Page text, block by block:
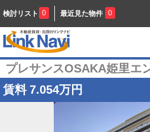
検討リスト 0 最近見た物件 0
プレサンスOSAKA姫里エ
賃料 7.054万円